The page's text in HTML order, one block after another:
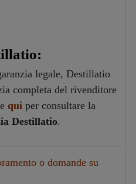
legale, Destillatio
completa del rivenditore
quiper consultare la
Destillatio.
o domande su